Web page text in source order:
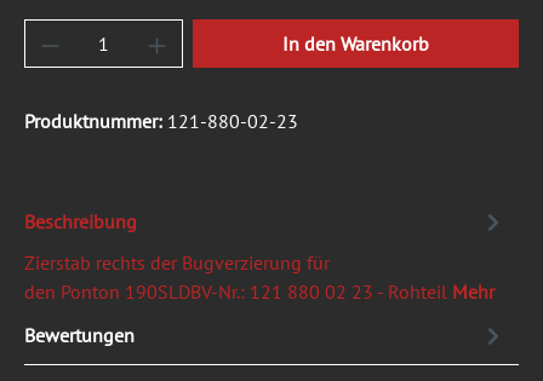
Produkt Anzahl: Gib den gewünschten
In den Warenkorb
Produktnummer: 121-880-02-23
Beschreibung
Zierstab rechts der Bugverzierung für
den Ponton 190SLDBV-Nr.: 121 880 02 23 - Rohteil Mehr
Bewertungen